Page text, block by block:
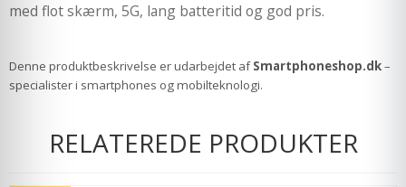
med flot skærm, 5G, lang batteritid og god pris.
Denne produktbeskrivelse er udarbejdet afSmartphoneshop.dk–
specialister i smartphones og mobilteknologi.
RELATEREDE PRODUKTER